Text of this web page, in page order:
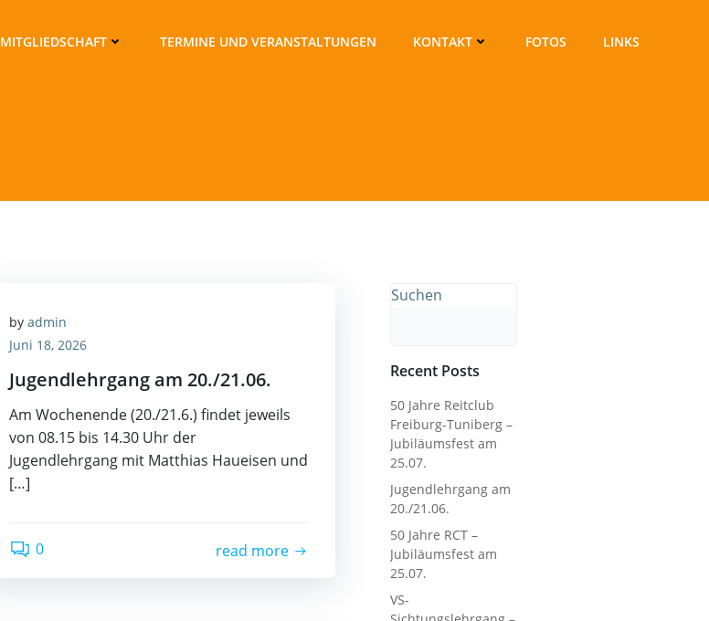
MITGLIEDSCHAFT TERMINE UND VERANSTALTUNGEN KONTAKT FOTOS LINKS
by admin
Juni 18, 2026
Jugendlehrgang am 20./21.06.
Am Wochenende (20./21.6.) findet jeweils
von 08.15 bis 14.30 Uhr der
Jugendlehrgang mit Matthias Haueisen und
[…]
0 read more
Suchen
Recent Posts
50 Jahre Reitclub
Freiburg-Tuniberg –
Jubiläumsfest am
25.07.
Jugendlehrgang am
20./21.06.
50 Jahre RCT –
Jubiläumsfest am
25.07.
VS-